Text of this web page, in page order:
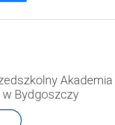
Akademia
Bydgoszczy